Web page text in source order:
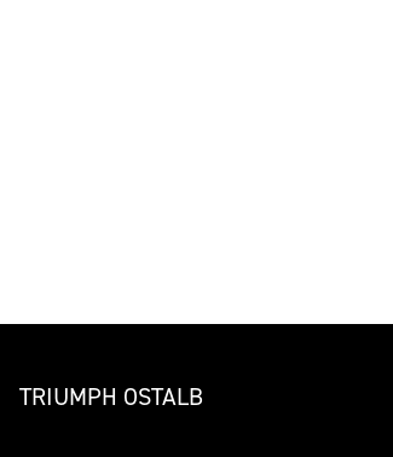
TRIUMPH OSTALB